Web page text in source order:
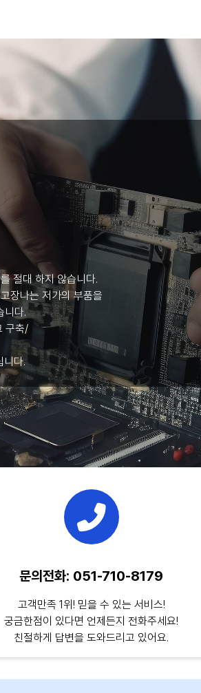
절대 하지 않습니다.
장나는 저가의 부품을
니다.
구축/
니다.
문의전화: 051-710-8179
고객만족 1위! 믿을 수 있는 서비스!
궁금한점이 있다면 언제든지 전화주세요!
친절하게 답변을 도와드리고 있어요.